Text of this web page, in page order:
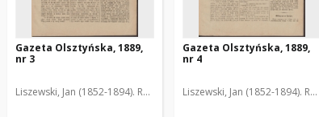
Gazeta Olsztyńska, 1889,
nr 3
Liszewski, Jan (1852-1894). Red.
Gazeta Olsztyńska, 1889,
nr 4
Liszewski, Jan (1852-1894). Red.